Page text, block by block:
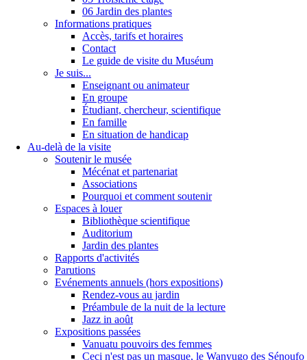
06 Jardin des plantes
Informations pratiques
Accès, tarifs et horaires
Contact
Le guide de visite du Muséum
Je suis...
Enseignant ou animateur
En groupe
Étudiant, chercheur, scientifique
En famille
En situation de handicap
Au-delà de la visite
Soutenir le musée
Mécénat et partenariat
Associations
Pourquoi et comment soutenir
Espaces à louer
Bibliothèque scientifique
Auditorium
Jardin des plantes
Rapports d'activités
Parutions
Evénements annuels (hors expositions)
Rendez-vous au jardin
Préambule de la nuit de la lecture
Jazz in août
Expositions passées
Vanuatu pouvoirs des femmes
Ceci n'est pas un masque, le Wanyugo des Sénoufo